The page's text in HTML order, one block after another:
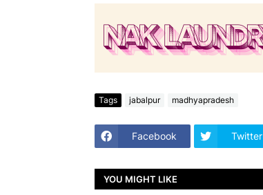
Tags jabalpur madhyapradesh
Facebook Twitter
YOU MIGHT LIKE